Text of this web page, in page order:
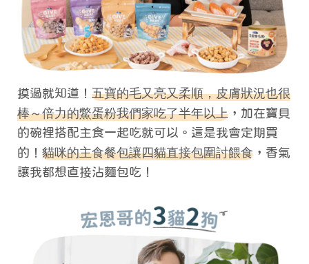
摸過就知道！ 五寶的毛又亮又柔順，皮膚狀況也很
棒～倍力的鱉蛋粉我們家吃了半年以上 ，加在寶貝
的碗裡搭配主食一起吃就可以。這是我會定期買
的！ 貓咪的主食餐包讓四貓直接包圍討餵食 ，香氣
讓我都想直接沾麵包吃！